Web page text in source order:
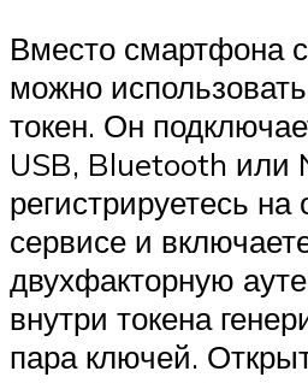
Вместо смартфона
можно
токен. Он
USB, Bluetooth или
регистрируетесь на
сервисе и
двухфакторную
внутри токена
пара ключей.